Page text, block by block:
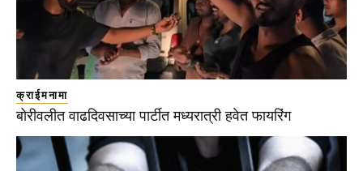
क्राईमनामा
बोरीवलीत वाढदिवसाच्या पार्टीत मध्यरात्री हवेत फायरिंग